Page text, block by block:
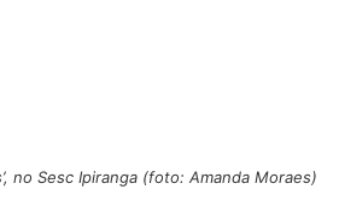
no Sesc Ipiranga (foto: Amanda Moraes)